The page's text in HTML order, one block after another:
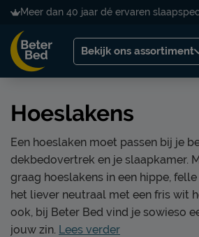
Meer dan 40 jaar dé ervaren
Bekijk ons assortiment
Hoeslakens
Een hoeslaken moet passen bij je
dekbedovertrek en je slaapkamer.
graag hoeslakens in een hippe,
het liever neutraal met een fris wit
ook, bij Beter Bed vind je sowieso
jouw zin. Lees verder